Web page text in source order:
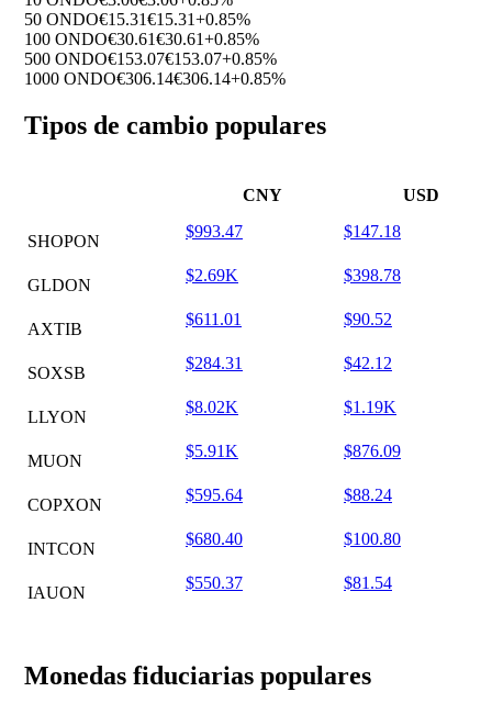
50 ONDO€15.31€15.31+0.85%
100 ONDO€30.61€30.61+0.85%
500 ONDO€153.07€153.07+0.85%
1000 ONDO€306.14€306.14+0.85%
Tipos de cambio populares
CNY USD
SHOPON
$993.47 $147.18
GLDON
$2.69K $398.78
AXTIB
$611.01 $90.52
SOXSB
$284.31 $42.12
LLYON
$8.02K $1.19K
MUON
$5.91K $876.09
COPXON
$595.64 $88.24
INTCON
$680.40 $100.80
IAUON
$550.37 $81.54
Monedas fiduciarias populares